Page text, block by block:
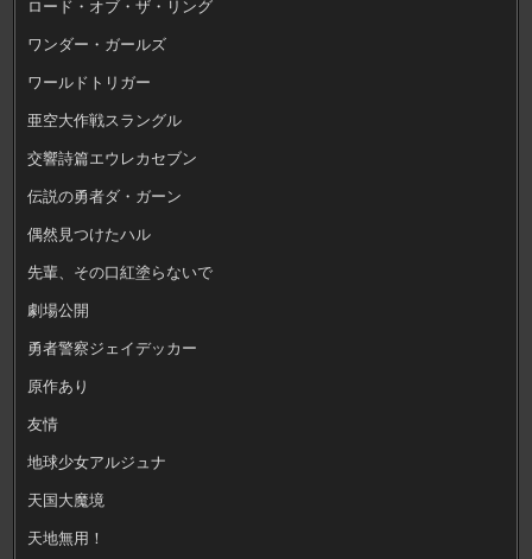
ロード・オブ・ザ・リング
ワンダー・ガールズ
ワールドトリガー
亜空大作戦スラングル
交響詩篇エウレカセブン
伝説の勇者ダ・ガーン
偶然見つけたハル
先輩、その口紅塗らないで
劇場公開
勇者警察ジェイデッカー
原作あり
友情
地球少女アルジュナ
天国大魔境
天地無用！